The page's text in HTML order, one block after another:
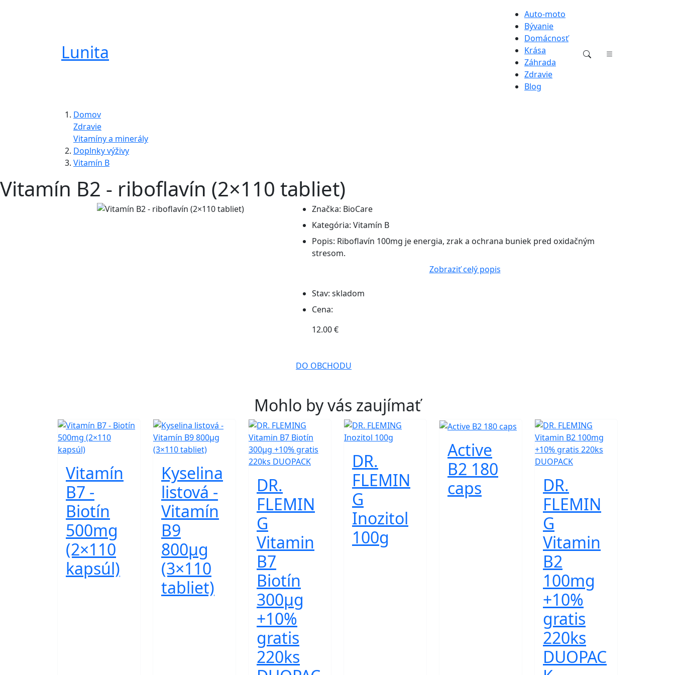
Lunita
Auto-moto
Bývanie
Domácnosť
Krása
Záhrada
Zdravie
Blog
Domov
Zdravie
Vitamíny a minerály
Doplnky výživy
Vitamín B
Vitamín B2 - riboflavín (2×110 tabliet)
Značka: BioCare
Kategória: Vitamín B
Popis: Riboflavín 100mg je energia, zrak a ochrana buniek pred oxidačným
stresom.
Zobraziť celý popis
Stav: skladom
Cena:
12.00 €
DO OBCHODU
Mohlo by vás zaujímať
Vitamín
B7 -
Biotín
500mg
(2×110
kapsúl)
Kyselina
listová -
Vitamín
B9
800μg
(3×110
tabliet)
DR.
FLEMIN
G
Vitamin
B7
Biotín
300µg
+10%
gratis
220ks
DR.
FLEMIN
G
Inozitol
100g
Active
B2 180
caps
DR.
FLEMIN
G
Vitamin
B2
100mg
+10%
gratis
220ks
DUOPAC